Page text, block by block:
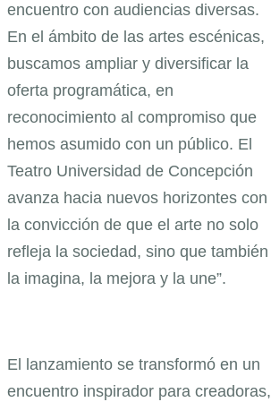
encuentro con audiencias diversas.
En el ámbito de las artes escénicas,
buscamos ampliar y diversificar la
oferta programática, en
reconocimiento al compromiso que
hemos asumido con un público. El
Teatro Universidad de Concepción
avanza hacia nuevos horizontes con
la convicción de que el arte no solo
refleja la sociedad, sino que también
la imagina, la mejora y la une”.
El lanzamiento se transformó en un
encuentro inspirador para creadoras,